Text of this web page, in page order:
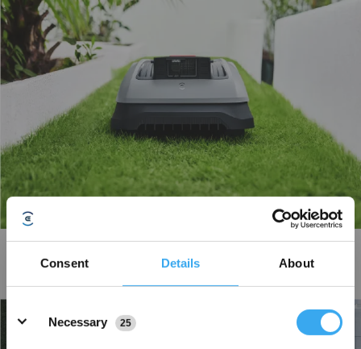
Consent Details About
Necessary
25
facilmente in percorsi stretti fino a 0,7 m* senza intervento umano.